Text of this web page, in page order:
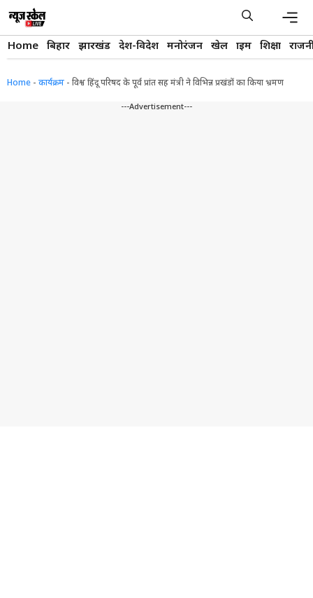
content
Home बिहार झारखंड देश-विदेश मनोरंजन खेल क्राइम शिक्षा
Home - कार्यक्रम - विश्व हिंदू परिषद के पूर्व प्रांत सह मंत्री ने विभिन्न प्रखंडों का किया भ्रमण
---Advertisement---